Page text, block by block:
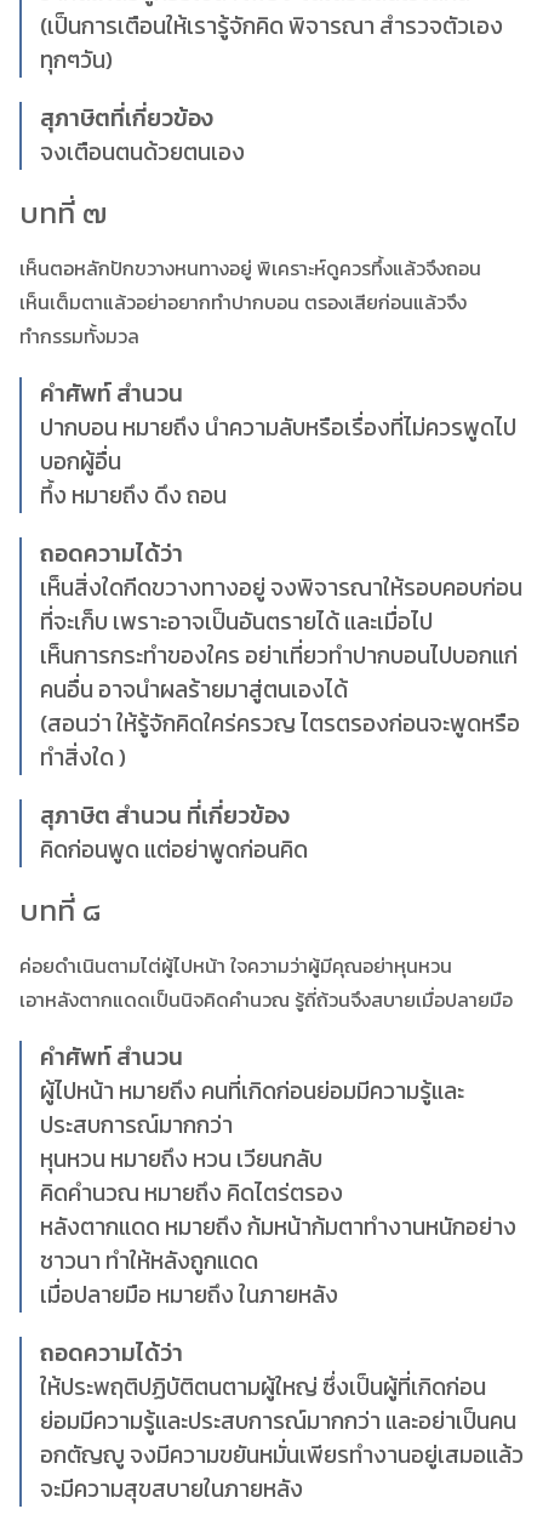
(เป็นการเตือนให้เรารู้จักคิด พิจารณา สำรวจตัวเอง
ทุกๆวัน)
สุภาษิตที่เกี่ยวข้อง
จงเตือนตนด้วยตนเอง
บทที่ ๗
เห็นตอหลักปักขวางหนทางอยู่ พิเคราะห์ดูควรทึ้งแล้วจึงถอน
เห็นเต็มตาแล้วอย่าอยากทำปากบอน ตรองเสียก่อนแล้วจึง
ทำกรรมทั้งมวล
คำศัพท์ สำนวน
ปากบอน หมายถึง นำความลับหรือเรื่องที่ไม่ควรพูดไป
บอกผู้อื่น
ทึ้ง หมายถึง ดึง ถอน
ถอดความได้ว่า
เห็นสิ่งใดกีดขวางทางอยู่ จงพิจารณาให้รอบคอบก่อน
ที่จะเก็บ เพราะอาจเป็นอันตรายได้ และเมื่อไป
เห็นการกระทำของใคร อย่าเที่ยวทำปากบอนไปบอกแก่
คนอื่น อาจนำผลร้ายมาสู่ตนเองได้
(สอนว่า ให้รู้จักคิดใคร่ครวญ ไตรตรองก่อนจะพูดหรือ
ทำสิ่งใด )
สุภาษิต สำนวน ที่เกี่ยวข้อง
คิดก่อนพูด แต่อย่าพูดก่อนคิด
บทที่ ๘
ค่อยดำเนินตามไต่ผู้ไปหน้า ใจความว่าผู้มีคุณอย่าหุนหวน
เอาหลังตากแดดเป็นนิจคิดคำนวณ รู้ถี่ถ้วนจึงสบายเมื่อปลายมือ
คำศัพท์ สำนวน
ผู้ไปหน้า หมายถึง คนที่เกิดก่อนย่อมมีความรู้และ
ประสบการณ์มากกว่า
หุนหวน หมายถึง หวน เวียนกลับ
คิดคำนวณ หมายถึง คิดไตร่ตรอง
หลังตากแดด หมายถึง ก้มหน้าก้มตาทำงานหนักอย่าง
ชาวนา ทำให้หลังถูกแดด
เมื่อปลายมือ หมายถึง ในภายหลัง
ถอดความได้ว่า
ให้ประพฤติปฏิบัติตนตามผู้ใหญ่ ซึ่งเป็นผู้ที่เกิดก่อน
ย่อมมีความรู้และประสบการณ์มากกว่า และอย่าเป็นคน
อกตัญญู จงมีความขยันหมั่นเพียรทำงานอยู่เสมอแล้ว
จะมีความสุขสบายในภายหลัง